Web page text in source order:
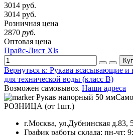
3014 руб.
3014 руб.
Розничная цена
2870 руб.
Оптовая цена
Прайс-Лист Xls
Вернуться к: Рукава всасывающие
для технической воды (класс В)
Возможен самовывоз. Наши адреса
РОЗНИЦА (от 1шт.)
г.Москва, ул.Дубнинская д.83,
График работы склада: пн-чт: